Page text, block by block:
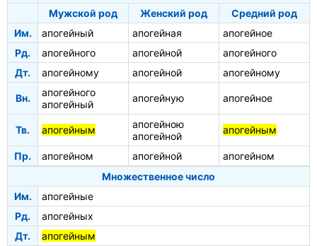
Мужской род
Женский род
Средний род
Им.
апогейный апогейная
апогейное
Рд.
апогейного апогейной
апогейного
Дт.
апогейному апогейной апогейному
Вн.
апогейного
апогейный
апогейную апогейное
Тв. апогейным
апогейною
апогейной
апогейным
Пр. апогейном апогейной
апогейном
Множественное число
Им.
апогейные
Рд.
апогейных
Дт.
апогейным